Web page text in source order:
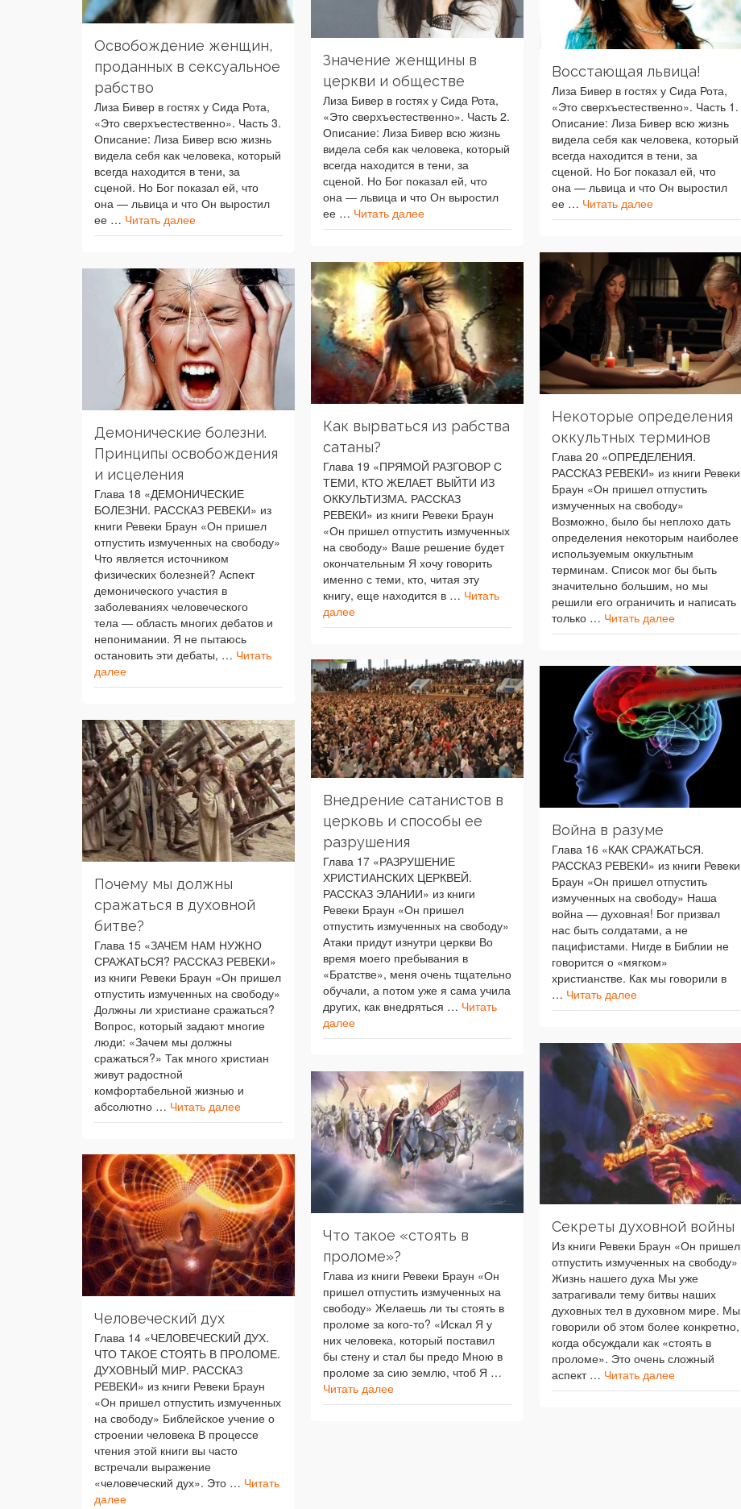
Освобождение женщин,
проданных в сексуальное
рабство
Лиза Бивер в гостях у Сида Рота,
«Это сверхъестественно». Часть 3.
Описание: Лиза Бивер всю жизнь
видела себя как человека, который
всегда находится в тени, за
сценой. Но Бог показал ей, что
она — львица и что Он выростил
ее … Читать далее
Значение женщины в
церкви и обществе
Лиза Бивер в гостях у Сида Рота,
«Это сверхъестественно». Часть 2.
Описание: Лиза Бивер всю жизнь
видела себя как человека, который
всегда находится в тени, за
сценой. Но Бог показал ей, что
она — львица и что Он выростил
ее … Читать далее
Восстающая львица!
Лиза Бивер в гостях у Сида Рота,
«Это сверхъестественно». Часть 1.
Описание: Лиза Бивер всю жизнь
видела себя как человека, который
всегда находится в тени, за
сценой. Но Бог показал ей, что
она — львица и что Он выростил
ее … Читать далее
Некоторые определения
оккультных терминов
Глава 20 «ОПРЕДЕЛЕНИЯ.
РАССКАЗ РЕВЕКИ» из книги Ревеки
Браун «Он пришел отпустить
измученных на свободу»
Возможно, было бы неплохо дать
определения некоторым наиболее
используемым оккультным
терминам. Список мог бы быть
значительно большим, но мы
решили его ограничить и написать
только … Читать далее
Как вырваться из рабства
сатаны?
Глава 19 «ПРЯМОЙ РАЗГОВОР С
ТЕМИ, КТО ЖЕЛАЕТ ВЫЙТИ ИЗ
ОККУЛЬТИЗМА. РАССКАЗ
РЕВЕКИ» из книги Ревеки Браун
«Он пришел отпустить измученных
на свободу» Ваше решение будет
окончательным Я хочу говорить
именно с теми, кто, читая эту
книгу, еще находится в … Читать
далее
Демонические болезни.
Принципы освобождения
и исцеления
Глава 18 «ДЕМОНИЧЕСКИЕ
БОЛЕЗНИ. РАССКАЗ РЕВЕКИ» из
книги Ревеки Браун «Он пришел
отпустить измученных на свободу»
Что является источником
физических болезней? Аспект
демонического участия в
заболеваниях человеческого
тела — область многих дебатов и
непонимании. Я не пытаюсь
остановить эти дебаты, … Читать
далее
Внедрение сатанистов в
церковь и способы ее
разрушения
Глава 17 «РАЗРУШЕНИЕ
ХРИСТИАНСКИХ ЦЕРКВЕЙ.
РАССКАЗ ЭЛАНИИ» из книги
Ревеки Браун «Он пришел
отпустить измученных на свободу»
Атаки придут изнутри церкви Во
время моего пребывания в
«Братстве», меня очень тщательно
обучали, а потом уже я сама учила
других, как внедряться … Читать
далее
Война в разуме
Глава 16 «КАК СРАЖАТЬСЯ.
РАССКАЗ РЕВЕКИ» из книги Ревеки
Браун «Он пришел отпустить
измученных на свободу» Наша
война — духовная! Бог призвал
нас быть солдатами, а не
пацифистами. Нигде в Библии не
говорится о «мягком»
христианстве. Как мы говорили в
… Читать далее
Почему мы должны
сражаться в духовной
битве?
Глава 15 «ЗАЧЕМ НАМ НУЖНО
СРАЖАТЬСЯ? РАССКАЗ РЕВЕКИ»
из книги Ревеки Браун «Он пришел
отпустить измученных на свободу»
Должны ли христиане сражаться?
Вопрос, который задают многие
люди: «Зачем мы должны
сражаться?» Так много христиан
живут радостной
комфортабельной жизнью и
абсолютно … Читать далее
Секреты духовной войны
Из книги Ревеки Браун «Он пришел
отпустить измученных на свободу»
Жизнь нашего духа Мы уже
затрагивали тему битвы наших
духовных тел в духовном мире. Мы
говорили об этом более конкретно,
когда обсуждали как «стоять в
проломе». Это очень сложный
аспект … Читать далее
Что такое «стоять в
проломе»?
Глава из книги Ревеки Браун «Он
пришел отпустить измученных на
свободу» Желаешь ли ты стоять в
проломе за кого-то? «Искал Я у
них человека, который поставил
бы стену и стал бы предо Мною в
проломе за сию землю, чтоб Я …
Читать далее
Человеческий дух
Глава 14 «ЧЕЛОВЕЧЕСКИЙ ДУХ.
ЧТО ТАКОЕ СТОЯТЬ В ПРОЛОМЕ.
ДУХОВНЫЙ МИР. РАССКАЗ
РЕВЕКИ» из книги Ревеки Браун
«Он пришел отпустить измученных
на свободу» Библейское учение о
строении человека В процессе
чтения этой книги вы часто
встречали выражение
«человеческий дух». Это … Читать
далее